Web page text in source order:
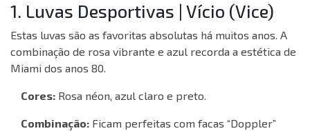
1. Luvas Desportivas | Vício (Vice)
Estas luvas são as favoritas absolutas há muitos anos. A
combinação de rosa vibrante e azul recorda a estética de
Miami dos anos 80.
Cores: Rosa néon, azul claro e preto.
Combinação: Ficam perfeitas com facas “Doppler”